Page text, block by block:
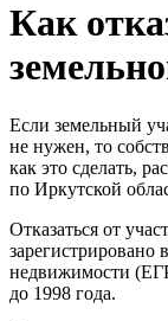
Как
Если земельный
не нужен, то
как это сделать,
по Иркутской
Отказаться от
зарегистрировано
недвижимости
до 1998 года.